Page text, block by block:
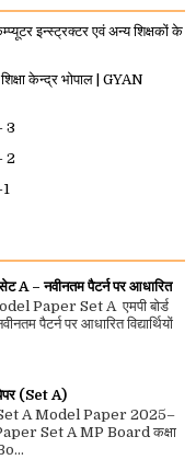
इन्स्ट्रक्टर एवं अन्य शिक्षकों के
केन्द्र भोपाल | GYAN
3
2
सेट A – नवीनतम पैटर्न पर आधारित
Paper Set A एमपी बोर्ड
पैटर्न पर आधारित विद्यार्थियों
(Set A)
A Model Paper 2025–
Set A MP Board कक्षा